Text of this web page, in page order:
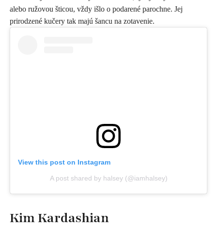
alebo ružovou šticou, vždy išlo o podarené parochne. Jej
prirodzené kučery tak majú šancu na zotavenie.
View this post on Instagram
A post shared by halsey (@iamhalsey)
Kim Kardashian